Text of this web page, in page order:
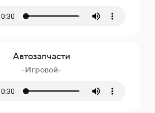
Автозапчасти
-Игровой-